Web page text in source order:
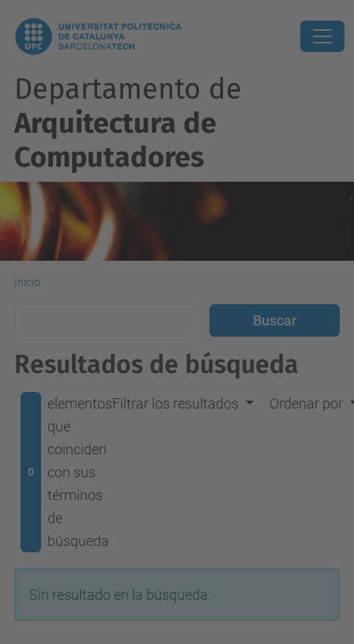
Departamento de
Arquitectura de
Computadores
Inicio
Resultados de búsqueda
0
elementos
que
coinciden
con sus
términos
de
búsqueda
Filtrar los resultados Ordenar por
Sin resultado en la búsqueda.